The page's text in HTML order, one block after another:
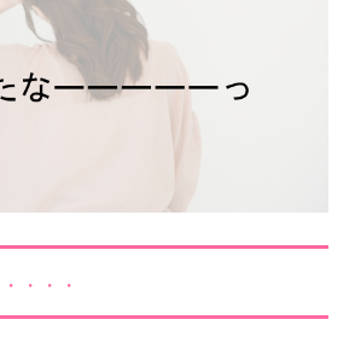
・・・